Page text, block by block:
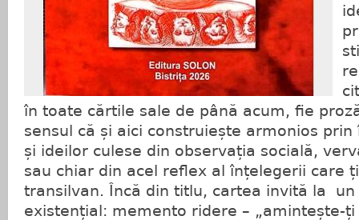
în toate cărtile sale de până acum, fie
sensul că și aici construiește armonios
și ideilor culese din observația socială,
sau chiar din acel reflex al înțelegerii care
transilvan. Încă din titlu, cartea invită la
existențial: memento ridere – „amintește-ți